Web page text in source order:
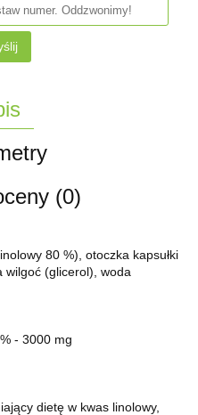
(0)
80 %), otoczka kapsułki
wilgoć (glicerol), woda
- 3000 mg
dietę w kwas linolowy,